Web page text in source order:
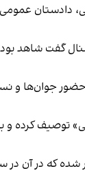
دادستان عمومی
گفت شاهد
جوان‌ها و
کرده و به
که در آن در